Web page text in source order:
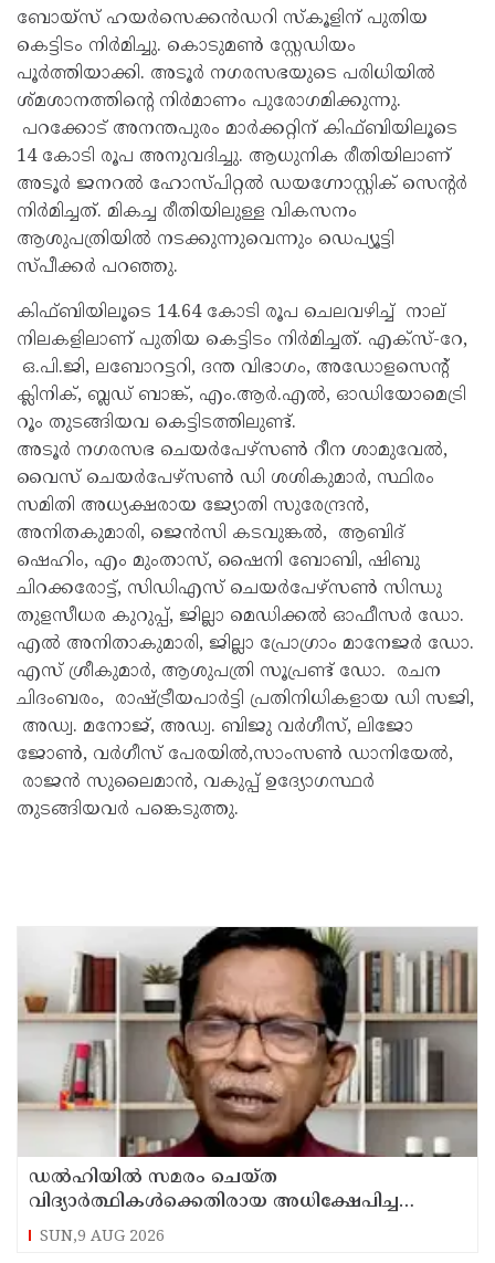
ബോയ്സ് ഹയർസെക്കൻഡറി സ്‌കൂളിന് പുതിയ
കെട്ടിടം നിർമിച്ചു. കൊടുമൺ സ്റ്റേഡിയം
പൂർത്തിയാക്കി. അടൂർ നഗരസഭയുടെ പരിധിയിൽ
ശ്മശാനത്തിന്റെ നിർമാണം പുരോഗമിക്കുന്നു.
പറക്കോട് അനന്തപുരം മാർക്കറ്റിന് കിഫ്ബിയിലൂടെ
14 കോടി രൂപ അനുവദിച്ചു. ആധുനിക രീതിയിലാണ്
അടൂർ ജനറൽ ഹോസ്പിറ്റൽ ഡയഗ്നോസ്റ്റിക് സെന്റർ
നിർമിച്ചത്. മികച്ച രീതിയിലുള്ള വികസനം
ആശുപത്രിയിൽ നടക്കുന്നുവെന്നും ഡെപ്യൂട്ടി
സ്പീക്കർ പറഞ്ഞു.
കിഫ്ബിയിലൂടെ 14.64 കോടി രൂപ ചെലവഴിച്ച് നാല്
നിലകളിലാണ് പുതിയ കെട്ടിടം നിർമിച്ചത്. എക്സ്-റേ,
ഒ.പി.ജി, ലബോറട്ടറി, ദന്ത വിഭാഗം, അഡോളസെന്റ്
ക്ലിനിക്, ബ്ലഡ് ബാങ്ക്, എം.ആർ.എൽ, ഓഡിയോമെട്രി
റൂം തുടങ്ങിയവ കെട്ടിടത്തിലുണ്ട്.
അടൂർ നഗരസഭ ചെയർപേഴ്സൺ റീന ശാമുവേൽ,
വൈസ് ചെയർപേഴ്സൺ ഡി ശശികുമാർ, സ്ഥിരം
സമിതി അധ്യക്ഷരായ ജ്യോതി സുരേന്ദ്രൻ,
അനിതകുമാരി, ജെൻസി കടവുങ്കൽ, ആബിദ്
ഷെഹിം, എം മുംതാസ്, ഷൈനി ബോബി, ഷിബു
ചിറക്കരോട്ട്, സിഡിഎസ് ചെയർപേഴ്സൺ സിന്ധു
തുളസീധര കുറുപ്പ്, ജില്ലാ മെഡിക്കൽ ഓഫീസർ ഡോ.
എൽ അനിതാകുമാരി, ജില്ലാ പ്രോഗ്രാം മാനേജർ ഡോ.
എസ് ശ്രീകുമാർ, ആശുപത്രി സൂപ്രണ്ട് ഡോ. രചന
ചിദംബരം, രാഷ്ട്രീയപാർട്ടി പ്രതിനിധികളായ ഡി സജി,
അഡ്വ. മനോജ്, അഡ്വ. ബിജു വർഗീസ്, ലിജോ
ജോൺ, വർഗീസ് പേരയിൽ,സാംസൺ ഡാനിയേൽ,
രാജൻ സുലൈമാൻ, വകുപ്പ് ഉദ്യോഗസ്ഥർ
തുടങ്ങിയവർ പങ്കെടുത്തു.
ഡൽഹിയിൽ സമരം ചെയ്ത
വിദ്യാർത്ഥികൾക്കെതിരായ അധിക്ഷേപിച്ച
കേസില്‍ സംഘപരിവാർ സഹയാത്രികൻ ടി ജി
മോഹന്‍ദാസ് കസ്റ്റഡിയിൽ
SUN,9 AUG 2026